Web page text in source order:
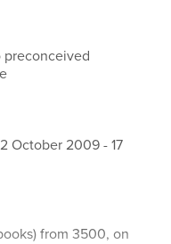
preconceived
October 2009 - 17
from 3500, on